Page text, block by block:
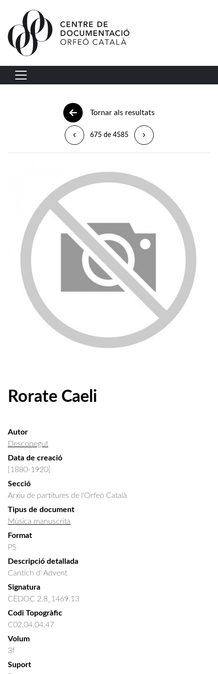
Vés al contingut
Navegació principal
Tornar als resultats
675 de 4585
Rorate Caeli
Autor
Desconegut
Data de creació
[1880-1920]
Secció
Arxiu de partitures de l'Orfeó Català
Tipus de document
Música manuscrita
Format
PS
Descripció detallada
Cantich d' Advent
Signatura
CEDOC 2.8_1469.13
Codi Topogràfic
C02.04.04.47
Volum
3f
Suport